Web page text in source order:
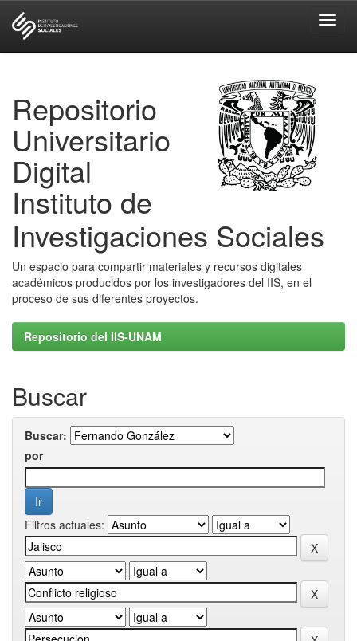
Repositorio
Universitario
Digital
Instituto de
Investigaciones Sociales
Un espacio para compartir materiales y recursos digitales
académicos producidos por los investigadores del IIS, en el
proceso de sus diferentes proyectos.
Repositorio del IIS-UNAM
Buscar
Buscar:
por
Filtros actuales: